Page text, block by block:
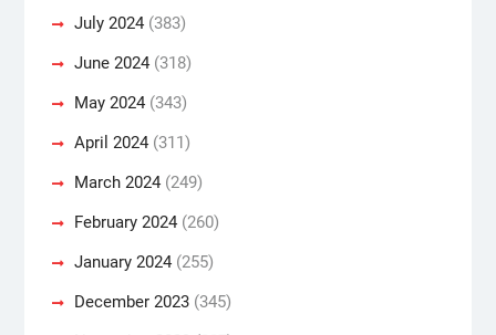
July 2024(383)
June 2024(318)
May 2024(343)
April 2024(311)
March 2024(249)
February 2024(260)
January 2024(255)
December 2023(345)